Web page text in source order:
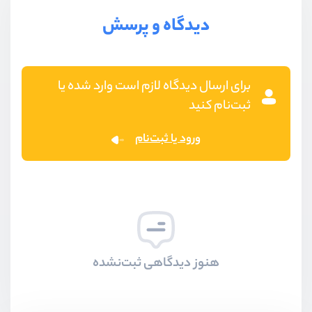
دیدگاه و پرسش
برای ارسال دیدگاه لازم است وارد شده یا
ثبت‌نام کنید
ورود یا ثبت‌نام
هنوز دیدگاهی ثبت‌نشده